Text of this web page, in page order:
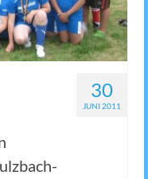
30
JUNI 2011